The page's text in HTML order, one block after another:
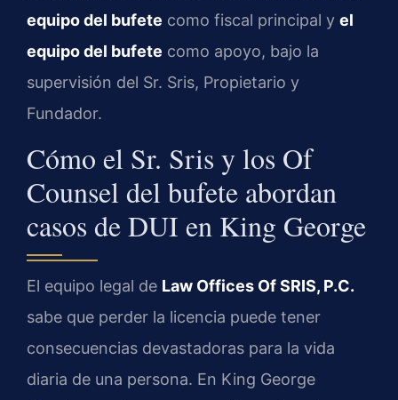
equipo del bufete como fiscal principal y el
equipo del bufete como apoyo, bajo la
supervisión del Sr. Sris, Propietario y
Fundador.
Cómo el Sr. Sris y los Of
Counsel del bufete abordan
casos de DUI en King George
El equipo legal de Law Offices Of SRIS, P.C.
sabe que perder la licencia puede tener
consecuencias devastadoras para la vida
diaria de una persona. En King George